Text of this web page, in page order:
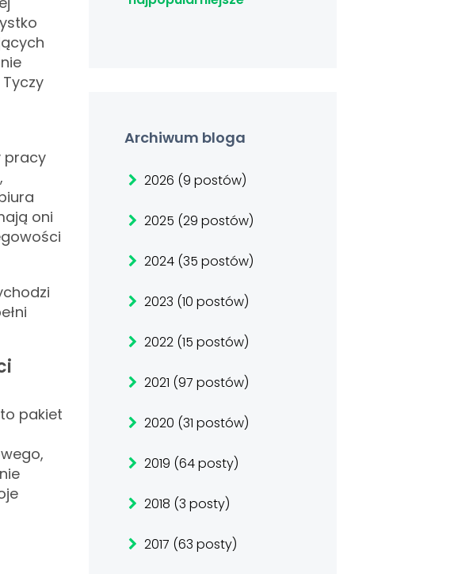
pracy
oni
pakiet
Archiwum bloga
2026 (9 postów)
2025 (29 postów)
2024 (35 postów)
2023 (10 postów)
2022 (15 postów)
2021 (97 postów)
2020 (31 postów)
2019 (64 posty)
2018 (3 posty)
2017 (63 posty)